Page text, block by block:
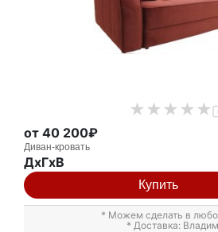
от 40 200₽
Диван-кровать
ДxГxВ
Купить
* Можем сделать в
* Доставка: